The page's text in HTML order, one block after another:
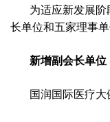
为适应新发展
长单位和五家理事
新增副会长单位
国润国际医疗